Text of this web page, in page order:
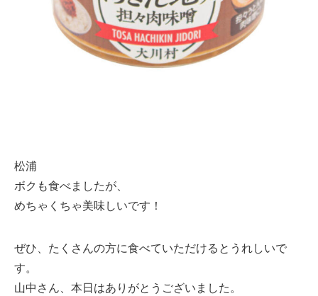
松浦
ボクも食べましたが、
めちゃくちゃ美味しいです！
ぜひ、たくさんの方に食べていただけるとうれしいで
す。
山中さん、本日はありがとうございました。